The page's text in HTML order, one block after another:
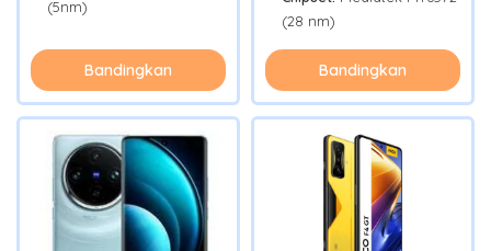
(5nm)
Bandingkan
(28 nm)
Bandingkan